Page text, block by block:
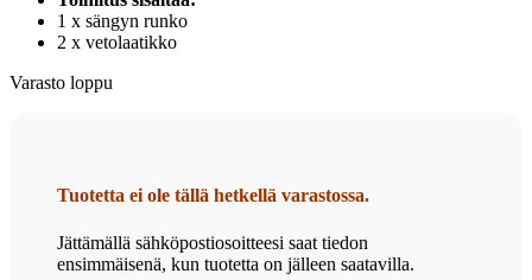
1 x sängyn runko
2 x vetolaatikko
Varasto loppu
Tuotetta ei ole tällä hetkellä varastossa.
Jättämällä sähköpostiosoitteesi saat tiedon
ensimmäisenä, kun tuotetta on jälleen saatavilla.